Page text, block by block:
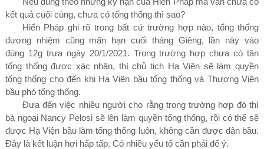
kết quả cuối cùng, chưa có tổng thống thì sao?
Hiến Pháp ghi rõ trong bất cứ trường hợp nào, tổng thống
đương nhiệm cũng mãn hạn cuối tháng Giêng, lần này vào
đúng 12g trưa ngày20/1/2021 . Trong trường hợp chưa có tân
tổng thống được xác nhận, thì chủ tịch Hạ Viện sẽ làm quyền
tổng thống cho đến khi Hạ Viện bầu tổng thống và Thượng Viện
bầu phó tổng thống.
Đưa đến việc nhiều người cho rằng trong trường hợp đó thì
bà ngoại Nancy Pelosi sẽ lên làm quyền tổng thống, rồi có thể sẽ
được Hạ Viện bầu làm tổng thống luôn, không cần được dân bầu.
Đây là kết luận hơi hấp tấp. Có nhiều yếu tố cần phải để ý.